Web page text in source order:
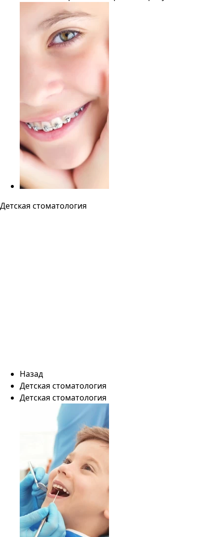
Детская стоматология
Назад
Детская стоматология
Детская стоматология